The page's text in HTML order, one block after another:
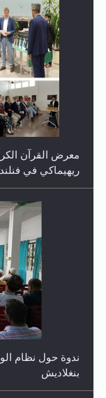
ندوة حول نظام
بنغلاديش
اليوم الوطني